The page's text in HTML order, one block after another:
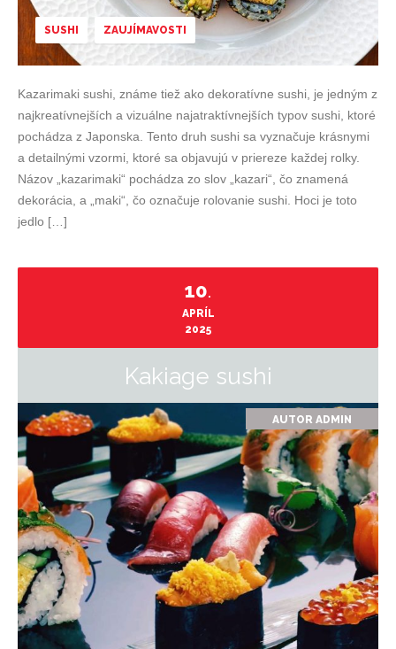
SUSHI ZAUJÍMAVOSTI
Kazarimaki sushi, známe tiež ako dekoratívne sushi, je jedným z
najkreatívnejších a vizuálne najatraktívnejších typov sushi, ktoré
pochádza z Japonska. Tento druh sushi sa vyznačuje krásnymi
a detailnými vzormi, ktoré sa objavujú v priereze každej rolky.
Názov „kazarimaki“ pochádza zo slov „kazari“, čo znamená
dekorácia, a „maki“, čo označuje rolovanie sushi. Hoci je toto
jedlo […]
10.
APRÍL
2025
Kakiage sushi
AUTOR ADMIN